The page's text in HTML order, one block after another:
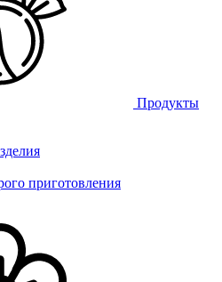
Продукты
приготовления